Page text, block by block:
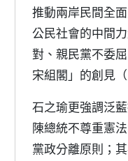
推動兩岸民間全
公民社會的中間
對、親民黨不委
宋組閣」的創見
石之瑜更強調泛
陳總統不尊重憲
黨政分離原則；